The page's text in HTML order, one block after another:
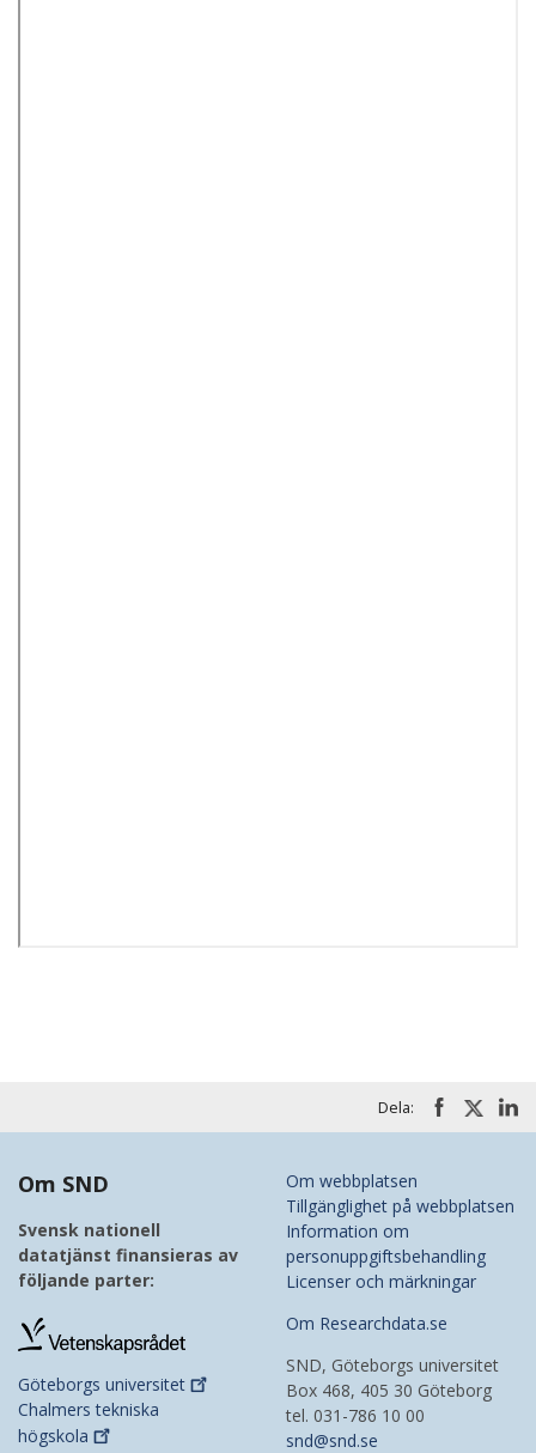
Dela:
Om SND
Svensk nationell
datatjänst finansieras av
följande parter:
Göteborgs universitet
Chalmers tekniska
högskola
Om webbplatsen
Tillgänglighet på webbplatsen
Information om
personuppgiftsbehandling
Licenser och märkningar
Om Researchdata.se
SND, Göteborgs universitet
Box 468, 405 30 Göteborg
tel. 031-786 10 00
snd@snd.se